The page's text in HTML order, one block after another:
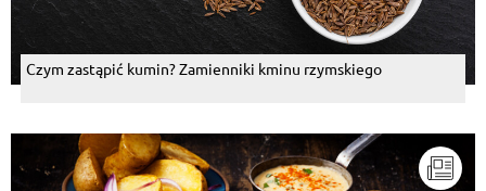
Czym zastąpić kumin? Zamienniki kminu rzymskiego